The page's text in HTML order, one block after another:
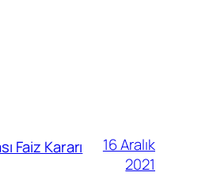
Faiz Kararı
16 Aralık
2021